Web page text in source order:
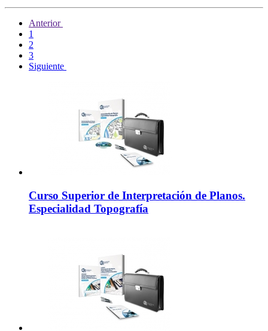
Anterior
1
2
3
Siguiente
Curso Superior de Interpretación de Planos.
Especialidad Topografía